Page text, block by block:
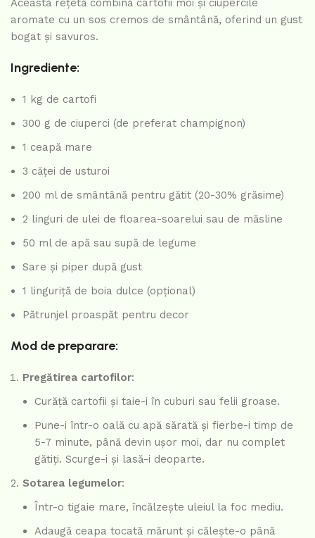
aromate cu un sos cremos de smântână, oferind un gust
bogat și savuros.
Ingrediente:
1 kg de cartofi
300 g de ciuperci (de preferat champignon)
1 ceapă mare
3 căței de usturoi
200 ml de smântână pentru gătit (20-30% grăsime)
2 linguri de ulei de floarea-soarelui sau de măsline
50 ml de apă sau supă de legume
Sare și piper după gust
1 linguriță de boia dulce (opțional)
Pătrunjel proaspăt pentru decor
Mod de preparare:
Pregătirea cartofilor:
Curăță cartofii și taie-i în cuburi sau felii groase.
Pune-i într-o oală cu apă sărată și fierbe-i timp de
5-7 minute, până devin ușor moi, dar nu complet
gătiți. Scurge-i și lasă-i deoparte.
Sotarea legumelor:
Într-o tigaie mare, încălzește uleiul la foc mediu.
Adaugă ceapa tocată mărunt și călește-o până